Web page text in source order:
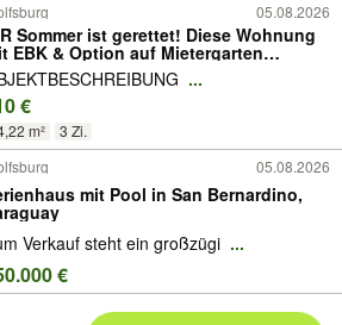
05.08.2026
Sommer ist gerettet! Diese Wohnung
EBK & Option auf Mietergarten
Erlebnisse ...
€
m² 3 Zi.
05.08.2026
mit Pool in San Bernardino,
Verkauf steht ein großzügi ...
€